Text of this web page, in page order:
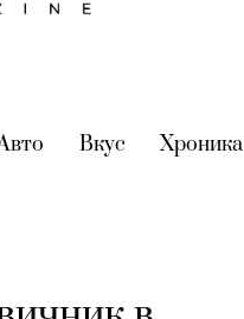
(current)
Вкус (current)
Хроника